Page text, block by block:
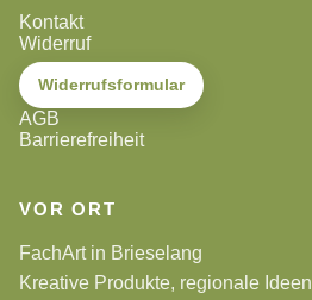
Kontakt
Widerruf
Widerrufsformular
AGB
Barrierefreiheit
VOR ORT
FachArt in Brieselang
Kreative Produkte, regionale Ideen